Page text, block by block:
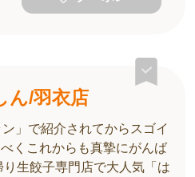
ん/羽衣店
」で紹介されてからスゴイ
くこれからも真摯にがんば
生餃子専門店で大人気「は